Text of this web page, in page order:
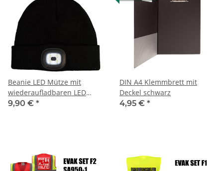
Beanie LED Mütze mit
wiederaufladbaren LED
schwarz
9,90 € *
DIN A4 Klemmbrett mit
Deckel schwarz
4,95 € *